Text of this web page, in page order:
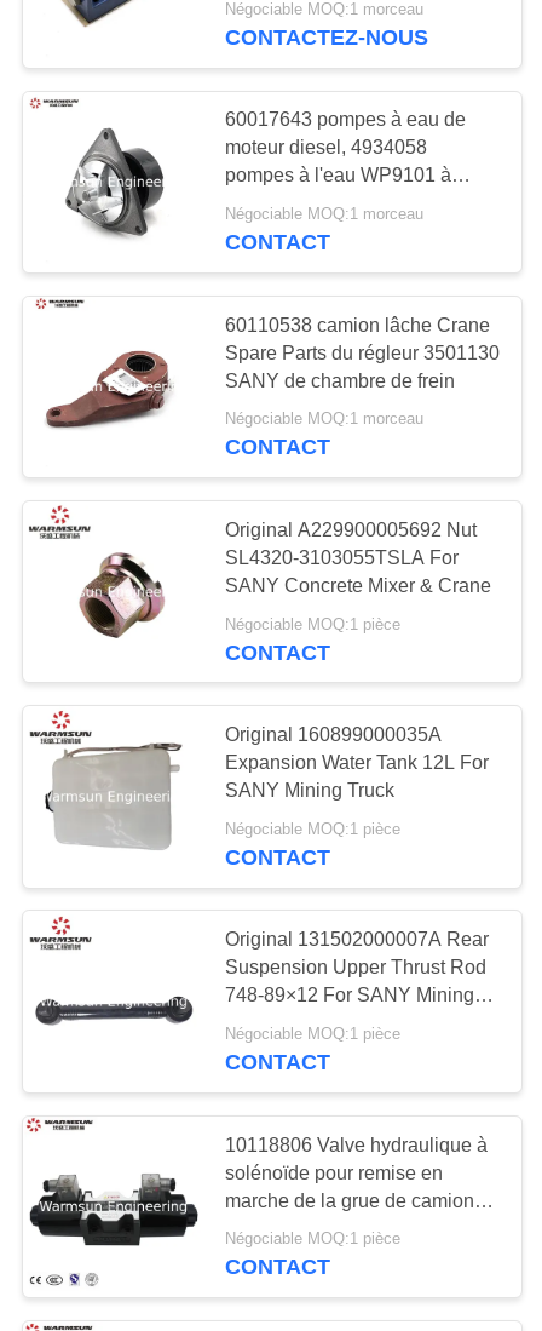
Pièces de moteur
d'excavatrice
Excavatrice Air
Conditioner
18
pièces de train
d'atterrissage
d'excavatrice
Camion Crane
Spare Parts
Pièces de rechange
de pompe concrète
Négociable MOQ:1 morceau
CONTACTEZ-NOUS
60017643 pompes à eau de
moteur diesel, 4934058
pompes à l'eau WP9101 à
moteur diesel
Négociable MOQ:1 morceau
CONTACT
60110538 camion lâche Crane
Spare Parts du régleur 3501130
SANY de chambre de frein
Négociable MOQ:1 morceau
CONTACT
Original A229900005692 Nut
SL4320-3103055TSLA For
SANY Concrete Mixer & Crane
Négociable MOQ:1 pièce
CONTACT
Original 160899000035A
Expansion Water Tank 12L For
SANY Mining Truck
Négociable MOQ:1 pièce
CONTACT
Original 131502000007A Rear
Suspension Upper Thrust Rod
748-89×12 For SANY Mining
Truck
Négociable MOQ:1 pièce
CONTACT
10118806 Valve hydraulique à
solénoïde pour remise en
marche de la grue de camion
SANY
Négociable MOQ:1 pièce
CONTACT